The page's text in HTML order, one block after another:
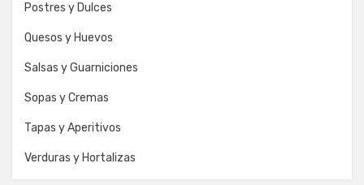
Postres y Dulces
Quesos y Huevos
Salsas y Guarniciones
Sopas y Cremas
Tapas y Aperitivos
Verduras y Hortalizas